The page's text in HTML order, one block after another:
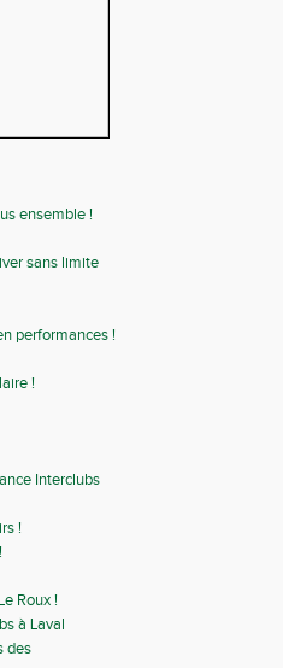
ensemble !
sans limite
performances !
!
Interclubs
!
Roux !
à Laval
des